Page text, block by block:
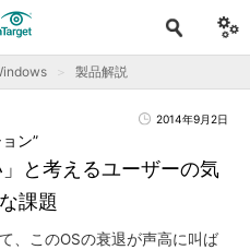
製品解説
2014年9月2日
と考えるユーザーの気
課題
ン”
、このOSの衰退が声高に叫ば